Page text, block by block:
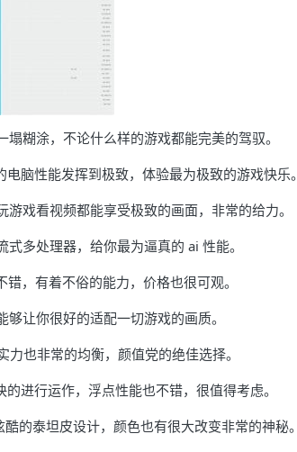
糊涂，不论什么样的游戏都能完美的驾驭。
脑性能发挥到极致，体验最为极致的游戏快乐。
戏看视频都能享受极致的画面，非常的给力。
多处理器，给你最为逼真的 ai 性能。
，有着不俗的能力，价格也很可观。
让你很好的适配一切游戏的画质。
也非常的均衡，颜值党的绝佳选择。
进行运作，浮点性能也不错，很值得考虑。
的泰坦皮设计，颜色也有很大改变非常的神秘。